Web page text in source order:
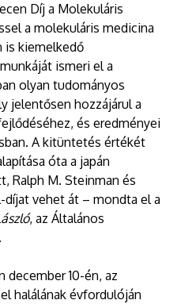
Díj a Molekuláris
a molekuláris medicina
is kiemelkedő
ismeri el a
olyan tudományos
jelentősen hozzájárul a
és eredményei
A kitüntetés értékét
óta a japán
Ralph M. Steinman és
díjat vehet át – mondta el a
, az Általános
december 10-én, az
halálának évfordulóján